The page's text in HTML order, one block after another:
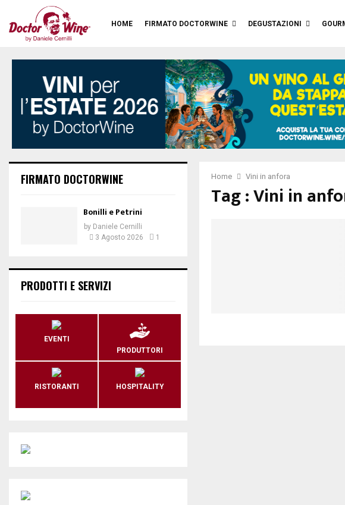
HOME FIRMATO DOCTORWINE DEGUSTAZIONI
Home Vini in anfora
Tag : Vini in
FIRMATO DOCTORWINE
Bonilli e Petrini
by Daniele Cernilli
3 Agosto 2026
1
PRODOTTI E SERVIZI
EVENTI
PRODUTTORI
RISTORANTI HOSPITALITY